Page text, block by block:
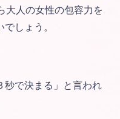
大人の女性の包容力を
しょう。
秒で決まる」と言われ